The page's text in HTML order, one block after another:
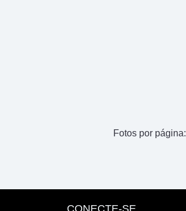
Fotos por página: